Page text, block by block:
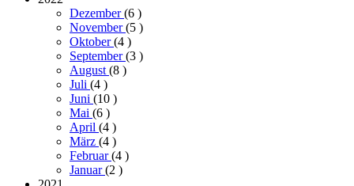
Dezember(6 )
November(5 )
Oktober(4 )
September(3 )
August (8 )
Juli (4 )
Juni (10 )
Mai (6 )
April (4 )
März (4 )
Februar(4 )
Januar(2 )